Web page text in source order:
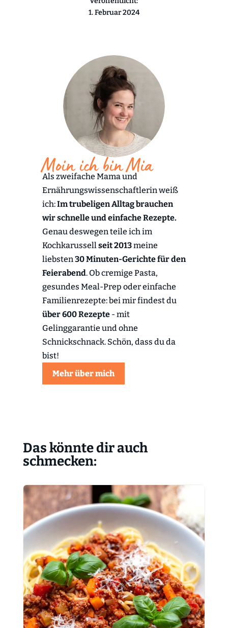
1. Februar 2024
Moin ich bin Mia
Als zweifache Mama und
Ernährungswissenschaftlerin weiß
ich:Im trubeligen Alltag brauchen
wir schnelle und einfache Rezepte.
Genau deswegen teile ich im
Kochkarussellseit 2013meine
liebsten30 Minuten-Gerichte für den
Feierabend. Ob cremige Pasta,
gesundes Meal-Prep oder einfache
Familienrezepte: bei mir findest du
über 600 Rezepte- mit
Gelinggarantie und ohne
Schnickschnack. Schön, dass du da
bist!
Mehr über mich
Das könnte dir auch
schmecken: